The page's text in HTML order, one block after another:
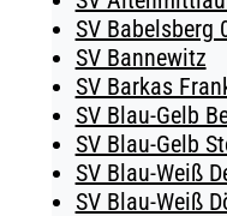
SV Babelsberg
SV Bannewitz
SV Barkas
SV Blau-Gelb
SV Blau-Gelb
SV Blau-Weiß
SV Blau-Weiß